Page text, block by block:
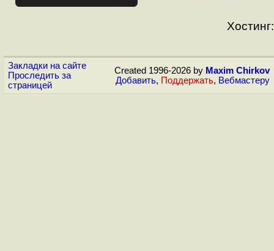
Хостинг:
Закладки на сайте
Проследить за
страницей
Created 1996-2026 by Maxim Chirkov
Добавить, Поддержать, Вебмастеру